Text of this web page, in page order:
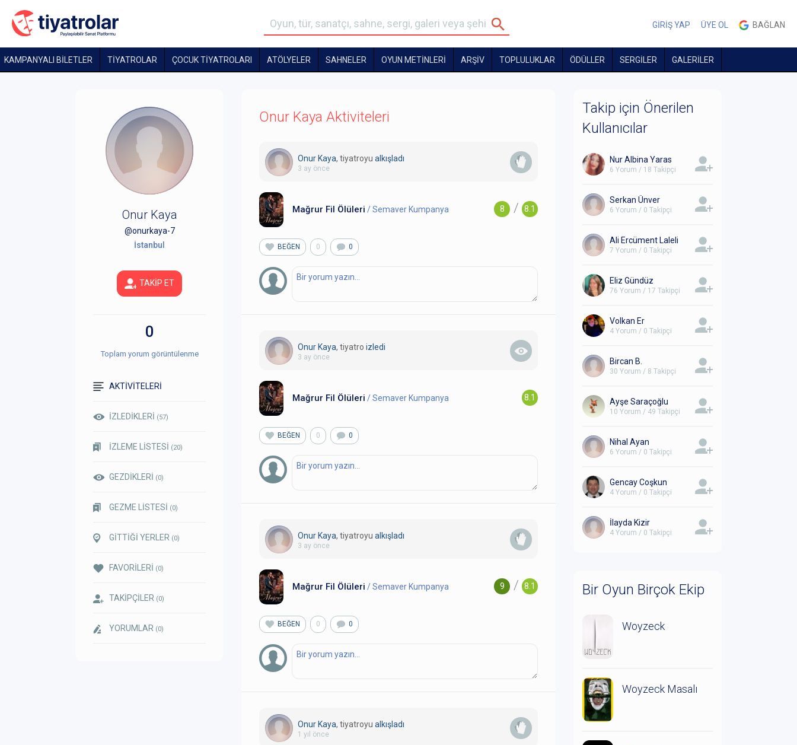
GİRİŞ YAP ÜYE OL BAĞLAN
KAMPANYALI BİLETLER TİYATROLAR ÇOCUK TIYATROLARI ATÖLYELER SAHNELER OYUN METİNLERİ ARŞİV TOPLULUKLAR ÖDÜLLER SERGİLER GALERİLER
Onur Kaya
@onurkaya-7
İstanbul
TAKİP ET
0
Toplam yorum görüntülenme
AKTİVİTELERİ
İZLEDİKLERİ (57)
İZLEME LİSTESİ (20)
GEZDİKLERİ (0)
GEZME LİSTESİ (0)
GİTTİĞİ YERLER (0)
FAVORİLERİ (0)
TAKİPÇİLER (0)
YORUMLAR (0)
Onur Kaya Aktiviteleri
Onur Kaya, tiyatroyu alkışladı
3 ay önce
8.1
/
8
Mağrur Fil Ölüleri / Semaver Kumpanya
BEĞEN 0 0
Onur Kaya, tiyatro izledi
3 ay önce
8.1
Mağrur Fil Ölüleri / Semaver Kumpanya
BEĞEN 0 0
Onur Kaya, tiyatroyu alkışladı
3 ay önce
8.1
/
9
Mağrur Fil Ölüleri / Semaver Kumpanya
BEĞEN 0 0
Onur Kaya, tiyatroyu alkışladı
1 yıl önce
Takip için Önerilen
Kullanıcılar
Nur Albina Yaras
6 Yorum / 18 Takipçi
Serkan Ünver
6 Yorum / 0 Takipçi
Ali Ercüment Laleli
7 Yorum / 0 Takipçi
Eliz Gündüz
76 Yorum / 17 Takipçi
Volkan Er
4 Yorum / 0 Takipçi
Bircan B.
30 Yorum / 8 Takipçi
Ayşe Saraçoğlu
10 Yorum / 49 Takipçi
Nihal Ayan
6 Yorum / 0 Takipçi
Gencay Coşkun
4 Yorum / 0 Takipçi
İlayda Kizir
4 Yorum / 0 Takipçi
Bir Oyun Birçok Ekip
Woyzeck
Woyzeck Masalı